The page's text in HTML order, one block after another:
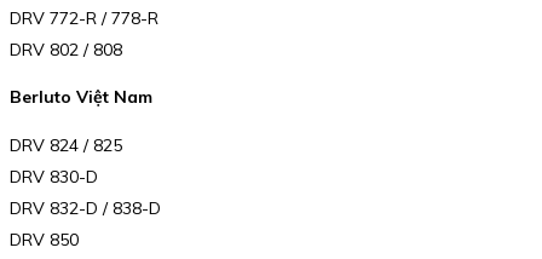
DRV 772-R / 778-R
DRV 802 / 808
Berluto Việt Nam
DRV 824 / 825
DRV 830-D
DRV 832-D / 838-D
DRV 850